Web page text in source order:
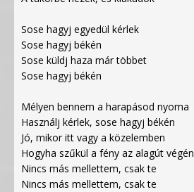
Sose hagyj egyedül kérlek
Sose hagyj békén
Sose küldj haza már többet
Sose hagyj békén
Mélyen bennem a harapásod nyoma
Használj kérlek, sose hagyj békén
Jó, mikor itt vagy a közelemben
Hogyha szűkül a fény az alagút végén
Nincs más mellettem, csak te
Nincs más mellettem, csak te